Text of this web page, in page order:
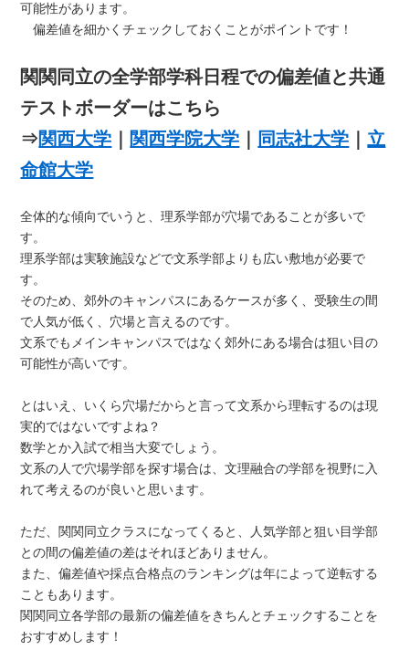
可能性があります。
偏差値を細かくチェックしておくことがポイントです！
関関同立の全学部学科日程での偏差値と共通
テストボーダーはこちら
⇒関西大学 関西学院大学 同志社大学
立
命館大学
全体的な傾向でいうと、理系学部が穴場であることが多いで
す。
理系学部は実験施設などで文系学部よりも広い敷地が必要で
す。
そのため、郊外のキャンパスにあるケースが多く、受験生の間
で人気が低く、穴場と言えるのです。
文系でもメインキャンパスではなく郊外にある場合は狙い目の
可能性が高いです。
とはいえ、いくら穴場だからと言って文系から理転するのは現
実的ではないですよね？
数学とか入試で相当大変でしょう。
文系の人で穴場学部を探す場合は、文理融合の学部を視野に入
れて考えるのが良いと思います。
ただ、関関同立クラスになってくると、人気学部と狙い目学部
との間の偏差値の差はそれほどありません。
また、偏差値や採点合格点のランキングは年によって逆転する
こともあります。
関関同立各学部の最新の偏差値をきちんとチェックすることを
おすすめします！